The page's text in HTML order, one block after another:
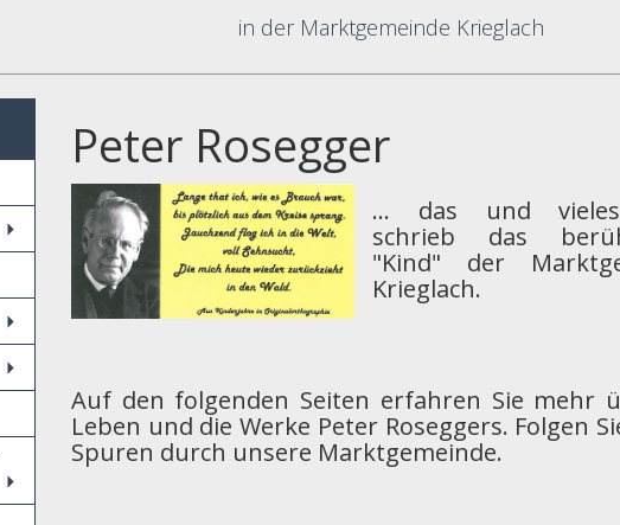
in der Marktgemeinde Krieglach
Peter Rosegger
... das und
schrieb das
"Kind" der
Krieglach.
Auf den folgenden Seiten erfahren Sie mehr
Leben und die Werke Peter Roseggers. Folgen
Spuren durch unsere Marktgemeinde.